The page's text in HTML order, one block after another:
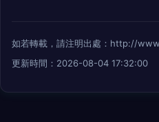
如若轉載，請注明出處：http://
更新時間：2026-08-04 17:32:00